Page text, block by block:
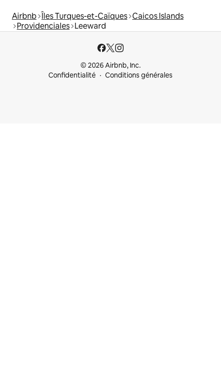
Airbnb Îles Turques-et-Caïques Caicos Islands
Providenciales Leeward
© 2026 Airbnb, Inc.
Confidentialité
Conditions générales